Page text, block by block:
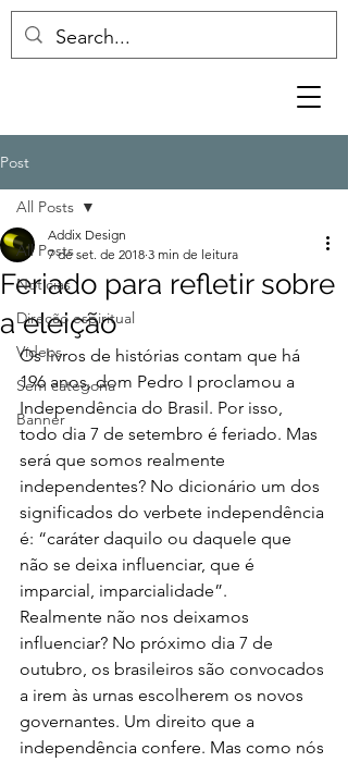
Post
All Posts
Notícias
Direção espiritual
Vídeos
Sem categoria
Banner
All Posts
Feriado para refletir sobre
a eleição
Addix Design
7 de set. de 2018 3 min de leitura
Os livros de histórias contam que há
196 anos, dom Pedro I proclamou a
Independência do Brasil. Por isso,
todo dia 7 de setembro é feriado. Mas
será que somos realmente
independentes? No dicionário um dos
significados do verbete independência
é: “caráter daquilo ou daquele que
não se deixa influenciar, que é
imparcial, imparcialidade”.
Realmente não nos deixamos
influenciar? No próximo dia 7 de
outubro, os brasileiros são convocados
a irem às urnas escolherem os novos
governantes. Um direito que a
independência confere. Mas como nós